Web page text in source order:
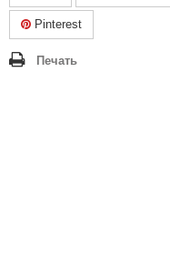
Pinterest
Печать